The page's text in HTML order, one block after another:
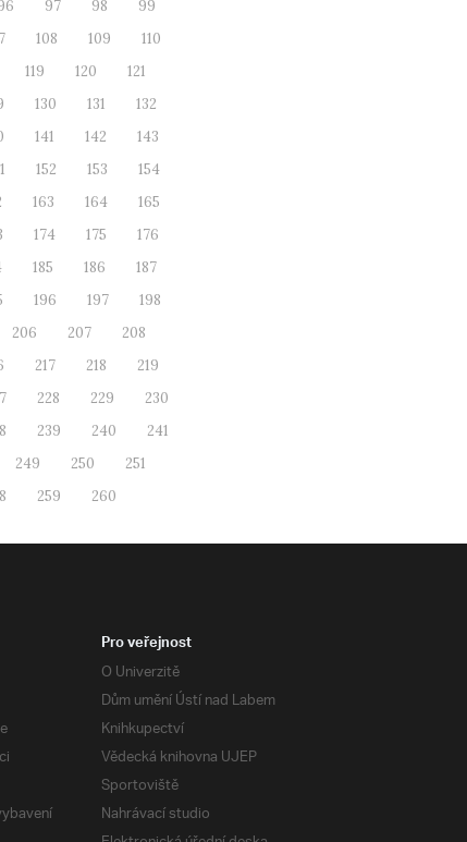
97 98
99
108 109
110
119 120
121
130 131
132
141 142
143
152 153
154
163 164
165
174 175
176
185 186
187
196 197
198
206 207
208
217 218
219
228 229
230
239 240
241
249 250
251
259 260
Pro veřejnost
O Univerzitě
Dům umění Ústí nad Labem
Knihkupectví
Vědecká knihovna UJEP
Sportoviště
Nahrávací studio